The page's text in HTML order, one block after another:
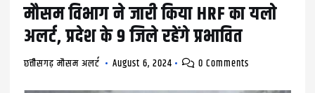
मौसम विभाग ने जारी किया HRF का यलो
अलर्ट, प्रदेश के 9 जिले रहेंगे प्रभावित
छत्तीसगढ़ मौसम अलर्ट August 6, 2024 0 Comments